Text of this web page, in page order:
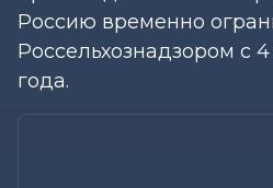
Россию временно
Россельхознадзором с
года.